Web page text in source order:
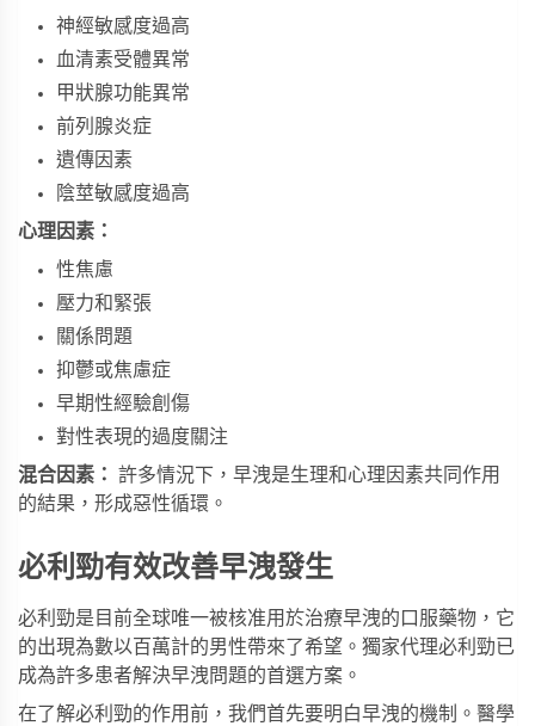
神經敏感度過高
血清素受體異常
甲狀腺功能異常
前列腺炎症
遺傳因素
陰莖敏感度過高
心理因素：
性焦慮
壓力和緊張
關係問題
抑鬱或焦慮症
早期性經驗創傷
對性表現的過度關注
混合因素：
許多情況下，早洩是生理和心理因素共同作用
的結果，形成惡性循環。
必利勁有效改善早洩發生
必利勁是目前全球唯一被核准用於治療早洩的口服藥物，它
的出現為數以百萬計的男性帶來了希望。 獨家代理必利勁已
成為許多患者解決早洩問題的首選方案。
在了解必利勁的作用前，我們首先要明白早洩的機制。醫學